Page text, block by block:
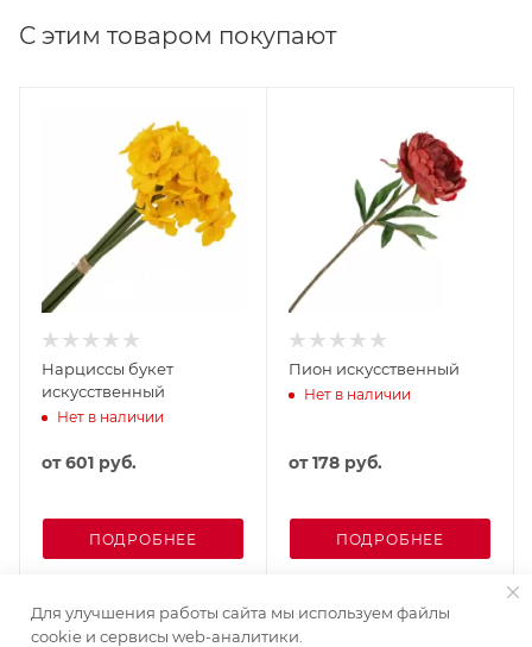
С этим товаром покупают
Нарциссы букет
искусственный
Нет в наличии
от601 руб.
ПОДРОБНЕЕ
Пион искусственный
Нет в наличии
от178 руб.
ПОДРОБНЕЕ
Для улучшения работы сайта мы используем файлы
cookie и сервисы web-аналитики.